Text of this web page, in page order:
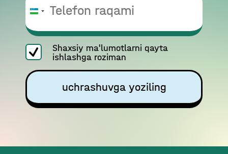
O‘zbekiston
Shaxsiy ma'lumotlarni qayta
ishlashga roziman
uchrashuvga yoziling